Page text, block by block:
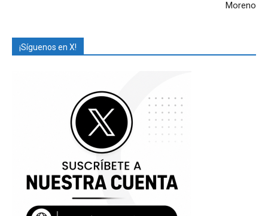
Moreno
¡Síguenos en X!